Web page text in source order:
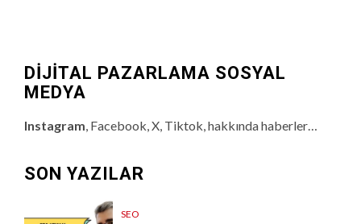
DİJİTAL PAZARLAMA SOSYAL
MEDYA
Instagram , Facebook, X, Tiktok, hakkında haberler…
SON YAZILAR
SEO